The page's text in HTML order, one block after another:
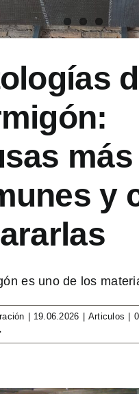
más
y
es uno de los
19.06.2026 Articulos